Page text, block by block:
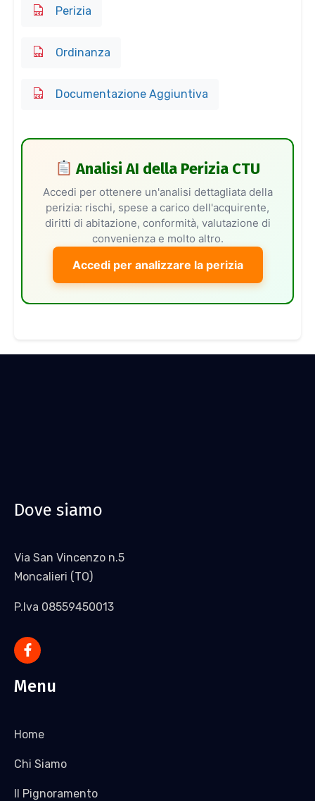
Perizia
Ordinanza
Documentazione Aggiuntiva
Analisi AI della Perizia CTU
Accedi per ottenere un'analisi dettagliata della
perizia: rischi, spese a carico dell'acquirente,
diritti di abitazione, conformità, valutazione di
convenienza e molto altro.
Accedi per analizzare la perizia
Dove siamo
Via San Vincenzo n.5
Moncalieri (TO)
P.Iva 08559450013
Menu
Home
Chi Siamo
Il Pignoramento